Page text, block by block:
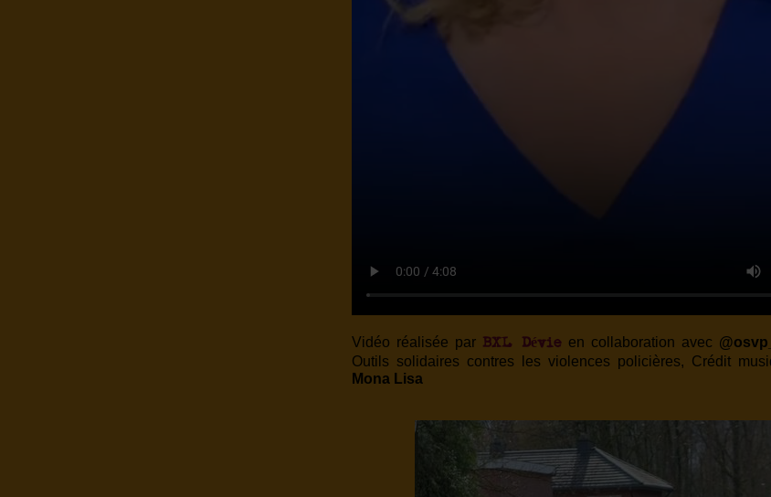
Vidéo réalisée par BXL Dévieen collaboration avec
Outils solidaires contres les violences policières, Crédit
Mona Lisa